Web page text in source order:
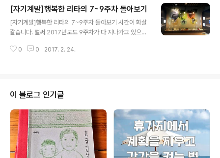
백남준의 로봇을 텍스트로 삼아 문화로봇으로서 어떤 로봇
들이 있는가를 유형지어 보고자 연구했던 논문이데 이미
앞선 연구자들에게는 상식수준의 내용을 정리한 수준입니
다는 점은 조금은 뿌듯하기도 합니다. 그래도 이번 기회로
[자기계발]행복한 리타의 7~9주차 돌아보기
[자기계발]행복한 리타의 7~9주차 돌아보기 시간이 화살
같습니다. 벌써 2017년도도 9주차가 다 지나가고 있으니
였는 지 돌아보겠습니다. 1. 연구관련 드디어 논문을 완성
고 한편의 글을 완성해서 누군가에게 보일 수 있다는 것이
얼마나 가슴 설레는 지 모릅니다. 흥미를 가지고 나름 준비
한 글이라 애정이 가지만 심사결과는 또 다른 결과를 줄 수
도 있을거에요. 그렇다고 좌절하거나 하지 않을겁니다. 글
은 고칠수록 좋아지는 법이니 생각과 논리를 잘 정리하고
글을 잘 고쳐서 다시 도전하면될테니까요..
0 0 2017. 2. 24.
이 블로그 인기글